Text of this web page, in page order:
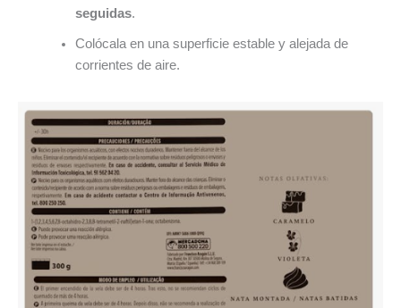
seguidas.
Colócala en una superficie estable y alejada de
corrientes de aire.